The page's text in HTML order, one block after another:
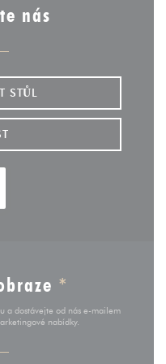
nás
STŮL
*
a dostávejte od nás e-mailem
nabídky.